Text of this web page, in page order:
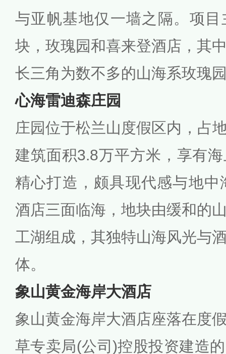
与亚帆基地仅一墙之隔。项
块，玫瑰园和喜来登酒店，其
长三角为数不多的山海系玫瑰
心海雷迪森庄园
庄园位于松兰山度假区内，占
建筑面积3.8万平方米，享有
精心打造，颇具现代感与地
酒店三面临海，地块由缓和的
工湖组成，其独特山海风光与
体。
象山黄金海岸大酒店
象山黄金海岸大酒店座落在度
草专卖局(公司)控股投资建造